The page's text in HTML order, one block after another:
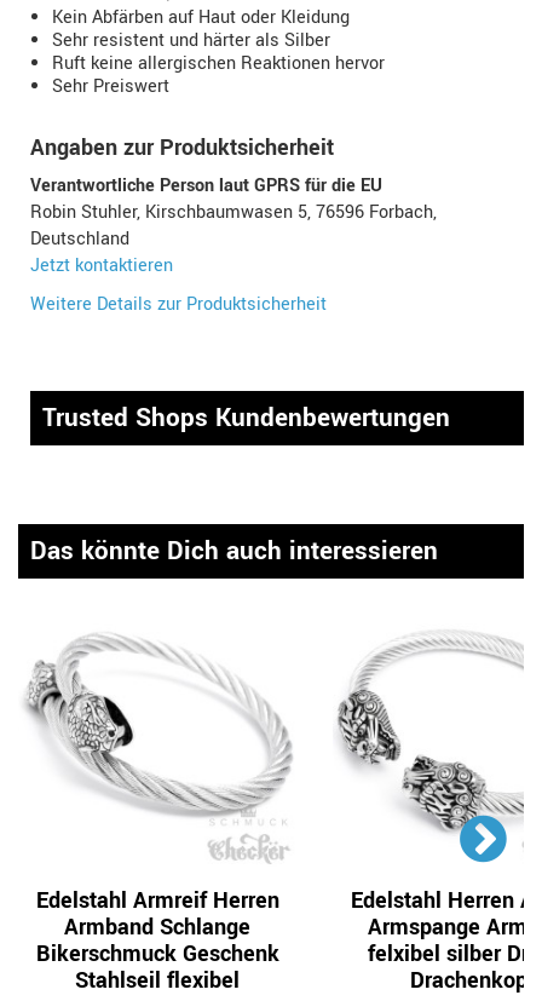
Kein Abfärben auf Haut oder Kleidung
Sehr resistent und härter als Silber
Ruft keine allergischen Reaktionen hervor
Sehr Preiswert
Angaben zur Produktsicherheit
Verantwortliche Person laut GPRS für die EU
Robin Stuhler, Kirschbaumwasen 5, 76596 Forbach,
Deutschland
Jetzt kontaktieren
Weitere Details zur Produktsicherheit
Trusted Shops Kundenbewertungen
Das könnte Dich auch interessieren
Edelstahl Armreif Herren
Armband Schlange
Bikerschmuck Geschenk
Stahlseil flexibel
Edelstahl Herren
Armspange
felxibel silber
Drachenkopf